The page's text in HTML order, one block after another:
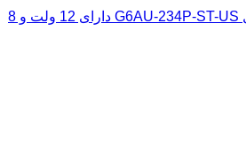
رله امرن دو ببین(لچ) مدل G6AU-234P-ST-US دارای 12 ولت و 8